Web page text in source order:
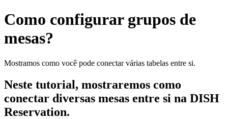
Como configurar grupos de
mesas?
Mostramos como você pode conectar várias tabelas entre si.
Neste tutorial, mostraremos como
conectar diversas mesas entre si na DISH
Reservation.